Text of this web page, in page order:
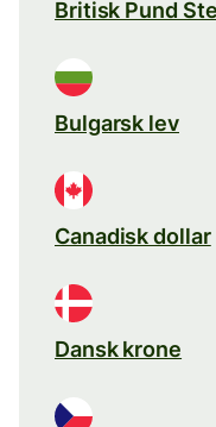
Britisk Pund
Bulgarsk lev
Canadisk dollar
Dansk krone